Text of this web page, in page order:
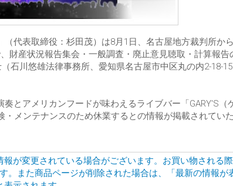
代表取締役：杉田茂）は8月1日、名古屋地方裁判所か
財産状況報告集会・一般調査・廃止意見聴取・計算報告
石川悠雄法律事務所、愛知県名古屋市中区丸の内2-18-
とアメリカンフードが味わえるライブバー「GARY'S（
メンテナンスのため休業するとの情報が掲載されていた